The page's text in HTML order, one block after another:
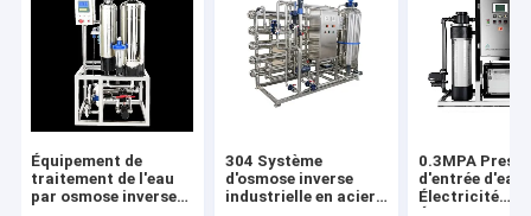
Équipement de
traitement de l'eau
par osmose inverse
304 Système
d'osmose inverse
industrielle en acier
0.3MPA
d'entrée d'eau
Électricité